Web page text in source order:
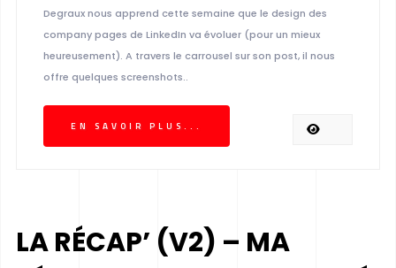
Degraux nous apprend cette semaine que le design des
company pages de LinkedIn va évoluer (pour un mieux
heureusement). A travers le carrousel sur son post, il nous
offre quelques screenshots..
EN SAVOIR PLUS...
LA RÉCAP’ (V2) – MA